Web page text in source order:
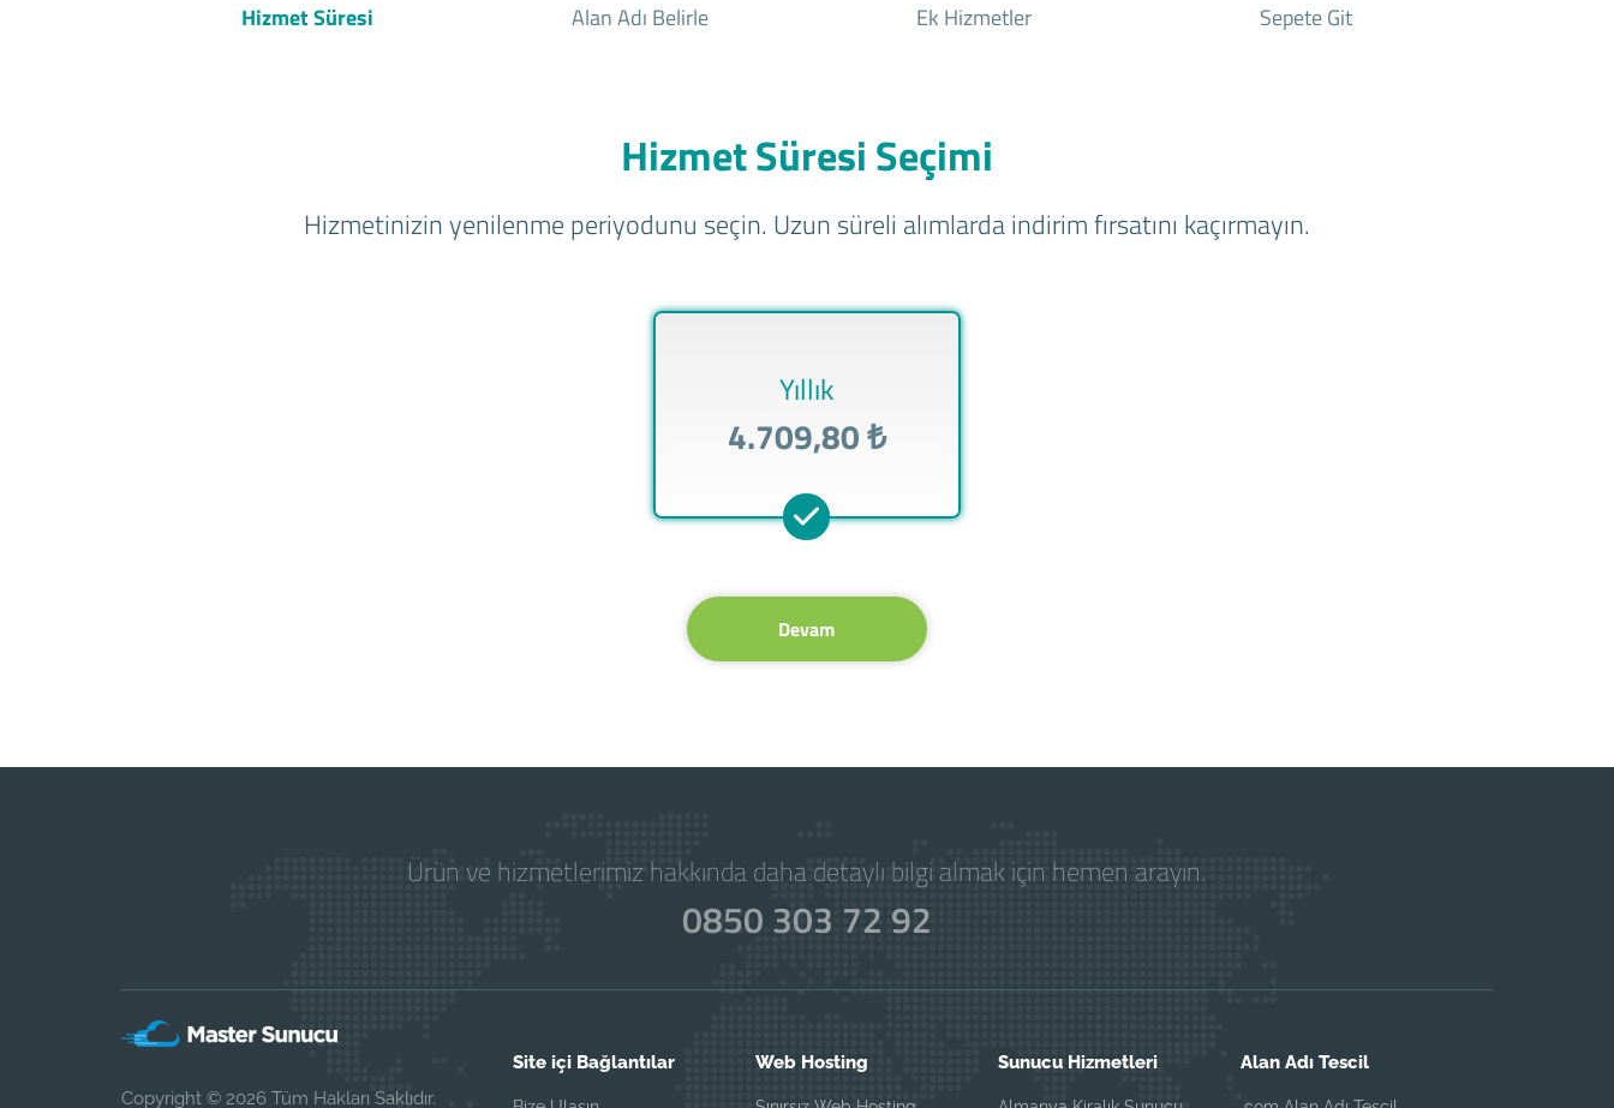
Hizmet Süresi Alan Adı Belirle Ek Hizmetler Sepete Git
Hizmet Süresi Seçimi
Hizmetinizin yenilenme periyodunu seçin. Uzun süreli alımlarda indirim fırsatını kaçırmayın.
Yıllık
4.709,80 ₺
Devam
Ürün ve hizmetlerimiz hakkında daha detaylı bilgi almak için hemen arayın.
0850 303 72 92
Copyright © 2026 Tüm Hakları Saklıdır.
Site içi Bağlantılar Web Hosting Sunucu Hizmetleri Alan Adı Tescil